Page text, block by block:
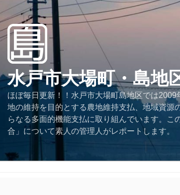
水戸市大場町・島地
ほぼ毎日更新！！水戸市大場町島地区では
地の維持を目的とする農地維持支払、地域資源
らなる多面的機能支払に取り組んでいます。こ
合」について素人の管理人がレポートします。